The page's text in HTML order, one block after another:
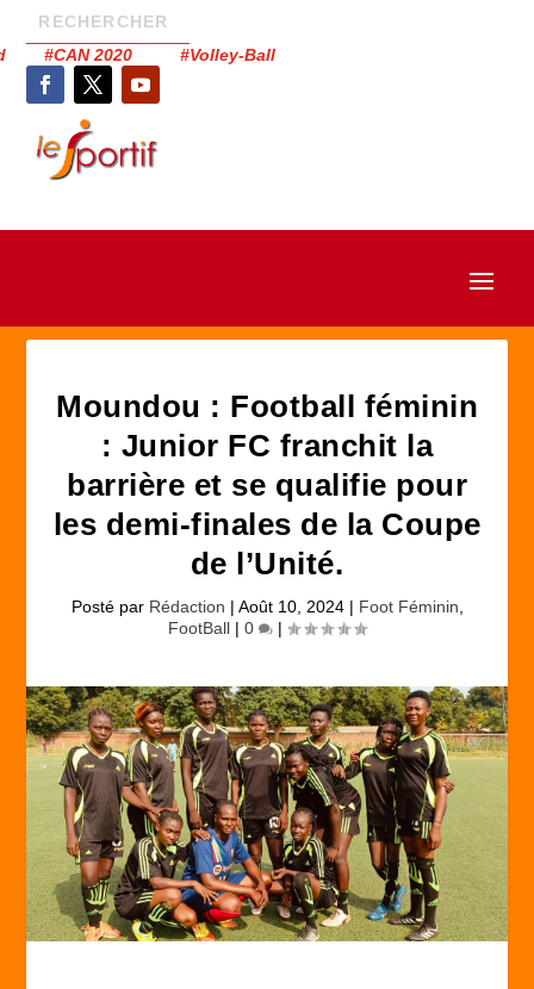
#CAN 2020 #Volley-Ball
Moundou : Football féminin
: Junior FC franchit la
barrière et se qualifie pour
les demi-finales de la Coupe
de l’Unité.
Posté par Rédaction | Août 10, 2024| Foot Féminin
FootBall | 0 |